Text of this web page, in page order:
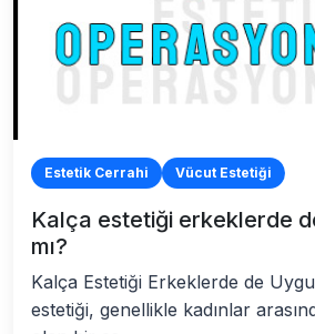
Estetik Cerrahi Vücut Estetiği
Kalça estetiği erkeklerde
mı?
Kalça Estetiği Erkeklerde de
estetiği, genellikle kadınlar